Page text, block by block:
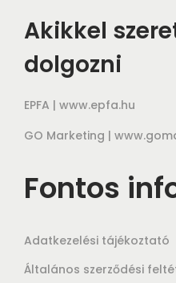
Akikkel
dolgozni
EPFA | www.epfa.hu
GO Marketing |
Fontos
Adatkezelési tájékoztató
Általános szerződési